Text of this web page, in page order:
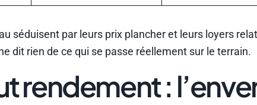
séduisent par leurs prix plancher et leurs loyers
dit rien de ce qui se passe réellement sur le terrain.
rendement :